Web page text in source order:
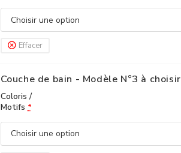
Effacer
Couche de bain - Modèle N°3 à choisir
Coloris /
Motifs *